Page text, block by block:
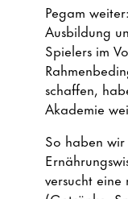
Pegam
Ausbildung
Spielers im
schaffen,
Akademie
So haben
versucht